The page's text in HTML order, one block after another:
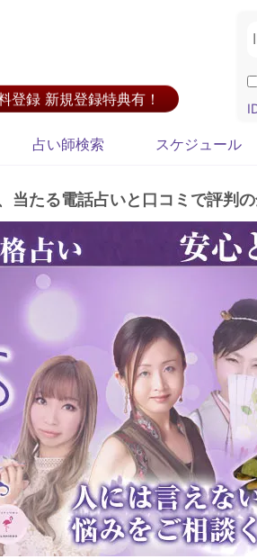
登録 新規登録特典有！
占い師検索 スケジュール
当たる電話占いと口コミで評判